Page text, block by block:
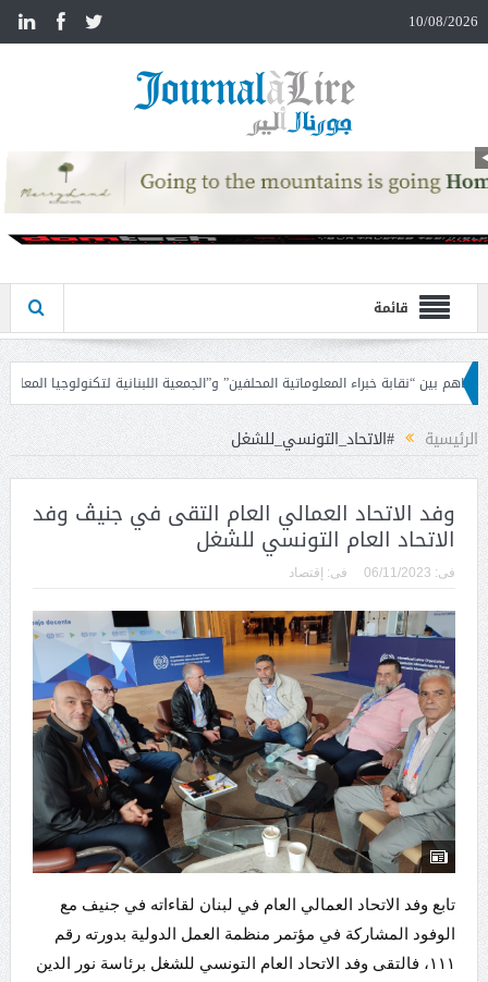
10/08/2026
قائمة
المحلفين” و”الجمعية اللبنانية لتكنولوجيا المعلومات” جابر بعد اجتماعه
الرئيسية #الاتحاد_التونسي_للشغل
وفد الاتحاد العمالي العام التقى في جنيڤ وفد
الاتحاد العام التونسي للشغل
فى: 06/11/2023 فى: إقتصاد
تابع وفد الاتحاد العمالي العام في لبنان لقاءاته في جنيف مع
الوفود المشاركة في مؤتمر منظمة العمل الدولية بدورته رقم
١١١، فالتقى وفد الاتحاد العام التونسي للشغل برئاسة نور الدين